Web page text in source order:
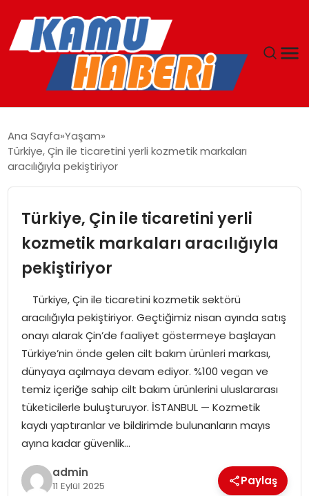
YAŞAM
MAGAZIN
EKONOMI
SPOR
TEKNOLOJI
EĞITIM
GENEL
Ana Sayfa Yaşam
Türkiye, Çin ile ticaretini yerli kozmetik markaları
aracılığıyla pekiştiriyor
Türkiye, Çin ile ticaretini yerli
kozmetik markaları aracılığıyla
pekiştiriyor
Türkiye, Çin ile ticaretini kozmetik sektörü
aracılığıyla pekiştiriyor. Geçtiğimiz nisan ayında satış
onayı alarak Çin’de faaliyet göstermeye başlayan
Türkiye’nin önde gelen cilt bakım ürünleri markası,
dünyaya açılmaya devam ediyor. %100 vegan ve
temiz içeriğe sahip cilt bakım ürünlerini uluslararası
tüketicilerle buluşturuyor. İSTANBUL — Kozmetik
kaydı yaptıranlar ve bildirimde bulunanların mayıs
ayına kadar güvenlik…
admin
11 Eylül 2025 Paylaş